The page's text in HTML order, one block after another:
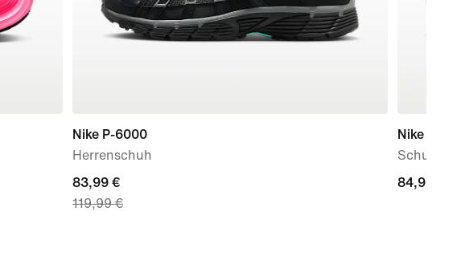
Nike P-6000
Herrenschuh
current
price
83,99 €
119,99 €
Nike
Schuh
84,99 €
84,99 €